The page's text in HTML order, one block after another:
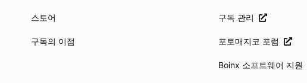
스토어
구독의 이점
구독 관리
포토매지코 포럼
Boinx 소프트웨어 지원